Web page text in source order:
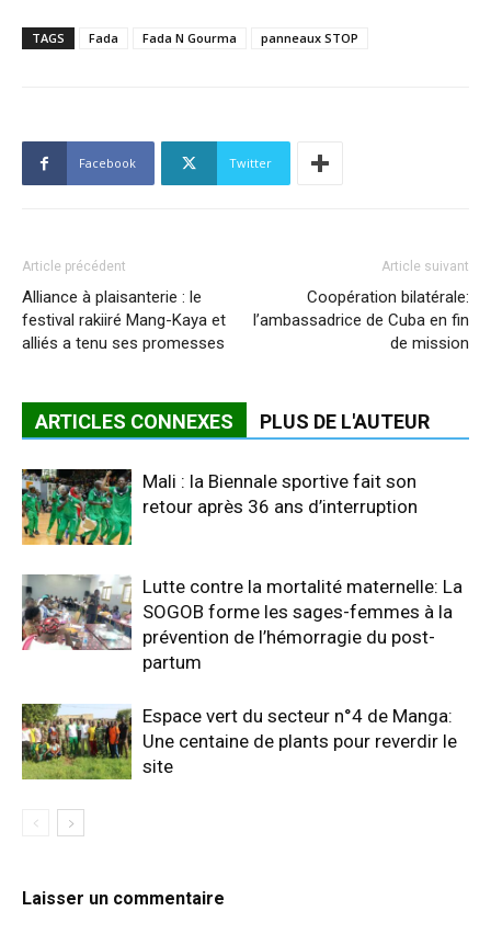
TAGS Fada Fada N Gourma panneaux STOP
Facebook Twitter
Article précédent
Alliance à plaisanterie : le
festival rakiiré Mang-Kaya et
alliés a tenu ses promesses
Article suivant
Coopération bilatérale:
l’ambassadrice de Cuba en fin
de mission
ARTICLES CONNEXES PLUS DE L'AUTEUR
Mali : la Biennale sportive fait son
retour après 36 ans d’interruption
Lutte contre la mortalité maternelle: La
SOGOB forme les sages-femmes à la
prévention de l’hémorragie du post-
partum
Espace vert du secteur n°4 de Manga:
Une centaine de plants pour reverdir le
site
Laisser un commentaire